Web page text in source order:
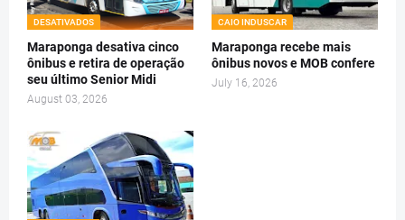
DESATIVADOS
Maraponga desativa cinco
ônibus e retira de operação
seu último Senior Midi
August 03, 2026
CAIO INDUSCAR
Maraponga recebe mais
ônibus novos e MOB confere
July 16, 2026